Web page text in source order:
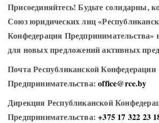
Присоединяйтесь! Будьте солидарны,
Союз юридических лиц
Конфедерация Предпринимательства»
для новых предложений активных
Почта Республиканской Конфедерации
Предпринимательства:office@rce.by
Дирекция Республиканской
Предпринимательства:+375 17 322 23